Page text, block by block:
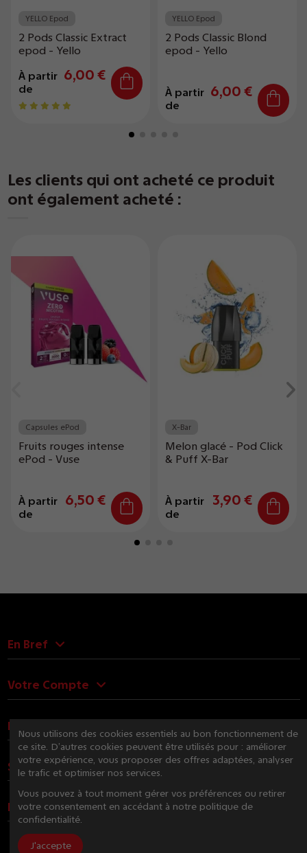
YELLO Epod
2 Pods Classic Extract
epod - Yello
À partir
de
6,00 €
YELLO Epod
2 Pods Classic Blond
epod - Yello
À partir
de
6,00 €
Les clients qui ont acheté ce produit
ont également acheté :
Capsules ePod
Fruits rouges intense
ePod - Vuse
À partir
de
6,50 €
X-Bar
Melon glacé - Pod Click
& Puff X-Bar
À partir
de
3,90 €
En Bref
Votre Compte
Nous Contacter
Suivez-nous
Newsletter
Nous utilisons des cookies essentiels au bon fonctionnement de
ce site. D’autres cookies peuvent être utilisés pour : améliorer
votre expérience, vous proposer des offres adaptées, analyser
le trafic et optimiser nos services.
Vous pouvez à tout moment gérer vos préférences ou retirer
votre consentement en accédant à notre politique de
confidentialité.
J'accepte